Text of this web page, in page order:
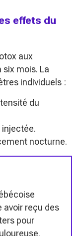
effets du
aux
mois. La
individuels :
du
injectée.
nocturne.
avoir reçu des
pour